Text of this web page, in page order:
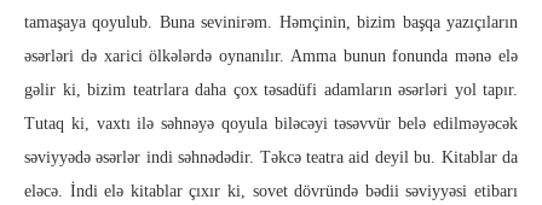
tamaşaya qoyulub. Buna sevinirəm. Həmçinin, bizim başqa yazıçıların
əsərləri də xarici ölkələrdə oynanılır. Amma bunun fonunda mənə elə
gəlir ki, bizim teatrlara daha çox təsadüfi adamların əsərləri yol tapır.
Tutaq ki, vaxtı ilə səhnəyə qoyula biləcəyi təsəvvür belə edilməyəcək
səviyyədə əsərlər indi səhnədədir. Təkcə teatra aid deyil bu. Kitablar da
eləcə. İndi elə kitablar çıxır ki, sovet dövründə bədii səviyyəsi etibarı